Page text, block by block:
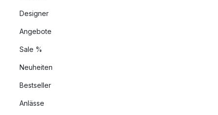
Designer
Angebote
Sale %
Neuheiten
Bestseller
Anlässe